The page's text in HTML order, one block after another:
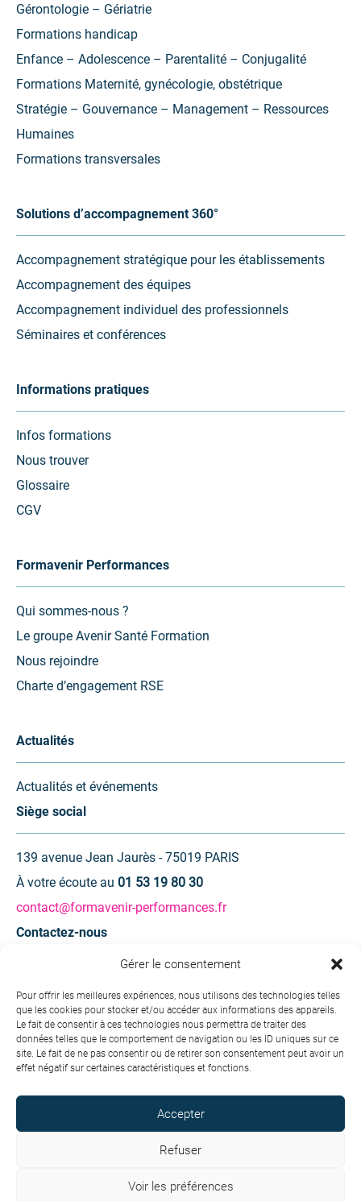
Gérer le consentement
Pour offrir les meilleures expériences, nous utilisons des technologies telles
que les cookies pour stocker et/ou accéder aux informations des appareils.
Le fait de consentir à ces technologies nous permettra de traiter des
données telles que le comportement de navigation ou les ID uniques sur ce
site. Le fait de ne pas consentir ou de retirer son consentement peut avoir un
effet négatif sur certaines caractéristiques et fonctions.
Accepter
Refuser
Voir les préférences
Gérontologie – Gériatrie
Formations handicap
Enfance – Adolescence – Parentalité – Conjugalité
Formations Maternité, gynécologie, obstétrique
Stratégie – Gouvernance – Management – Ressources
Humaines
Formations transversales
Solutions d’accompagnement 360°
Accompagnement stratégique pour les établissements
Accompagnement des équipes
Accompagnement individuel des professionnels
Séminaires et conférences
Informations pratiques
Infos formations
Nous trouver
Glossaire
CGV
Formavenir Performances
Qui sommes-nous ?
Le groupe Avenir Santé Formation
Nous rejoindre
Charte d’engagement RSE
Actualités
Actualités et événements
Siège social
139 avenue Jean Jaurès - 75019 PARIS
À votre écoute au 01 53 19 80 30
contact@formavenir-performances.fr
Contactez-nous
Contactez-nous
Copyright © 2026 Formavenir - Performances. Tous droits
Charte de protection des données personnelles